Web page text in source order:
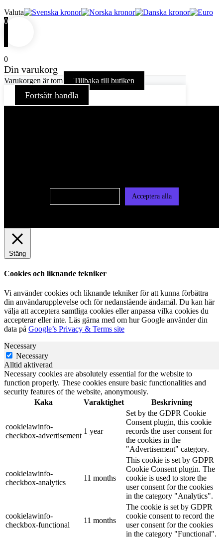
Valuta
0
0
Din varukorg
Varukorgen är tom Tillbaka till butiken
Fortsätt handla
Acceptera alla
Stäng
Cookies och liknande tekniker
Vi använder cookies och liknande tekniker för att kunna förbättra
din användarupplevelse och för nedanstående ändamål. Du kan här
välja att acceptera samtliga cookies eller anpassa vilka cookies du
accepterar eller inte. Läs gärna med om hur Google använder din
data på Google’s Privacy & Terms site
Necessary
Necessary
Alltid aktiverad
Necessary cookies are absolutely essential for the website to
function properly. These cookies ensure basic functionalities and
security features of the website, anonymously.
Kaka
Varaktighet Beskrivning
cookielawinfo-
checkbox-advertisement
1 year
Set by the GDPR Cookie
Consent plugin, this cookie
records the user consent for
the cookies in the
"Advertisement" category.
cookielawinfo-
checkbox-analytics
11 months
This cookie is set by GDPR
Cookie Consent plugin. The
cookie is used to store the
user consent for the cookies
in the category "Analytics".
cookielawinfo-
checkbox-functional
11 months
The cookie is set by GDPR
cookie consent to record the
user consent for the cookies
in the category "Functional".